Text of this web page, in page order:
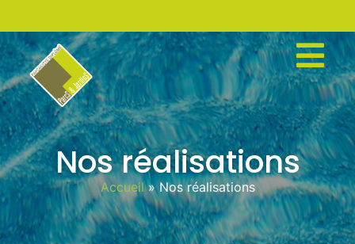
Nos réalisations
Accueil »Nos réalisations